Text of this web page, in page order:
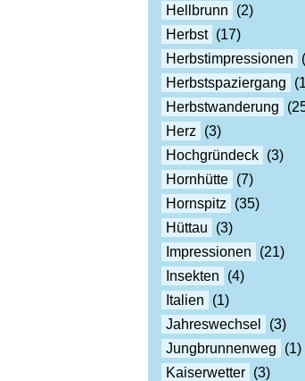
Hellbrunn
(2)
Herbst (17)
Herbstimpressionen
Herbstspaziergang
Herbstwanderung
Herz
(3)
Hochgründeck (3)
Hornhütte (7)
Hornspitz
(35)
Hüttau
(3)
Impressionen
(21)
Insekten
(4)
Italien
(1)
Jahreswechsel
(3)
Jungbrunnenweg
(1)
Kaiserwetter (3)